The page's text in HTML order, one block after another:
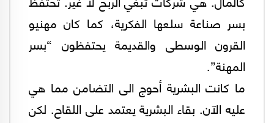
بسر صناعة سلعها الفكرية، كما كان مهنيو
القرون الوسطى والقديمة يحتفظون “بسر
المهنة”.
ما كانت البشرية أحوج الى التضامن مما هي
عليه الآن. بقاء البشرية يعتمد على اللقاح. لكن